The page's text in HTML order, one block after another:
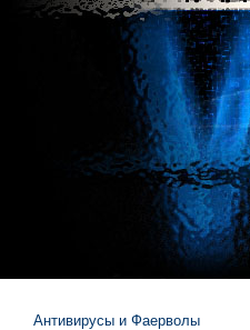
Антивирусы и Фаерволы